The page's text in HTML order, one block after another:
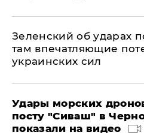
Зеленский об ударах
там впечатляющие
украинских сил
Удары морских
посту "Сиваш" в
показали на видео